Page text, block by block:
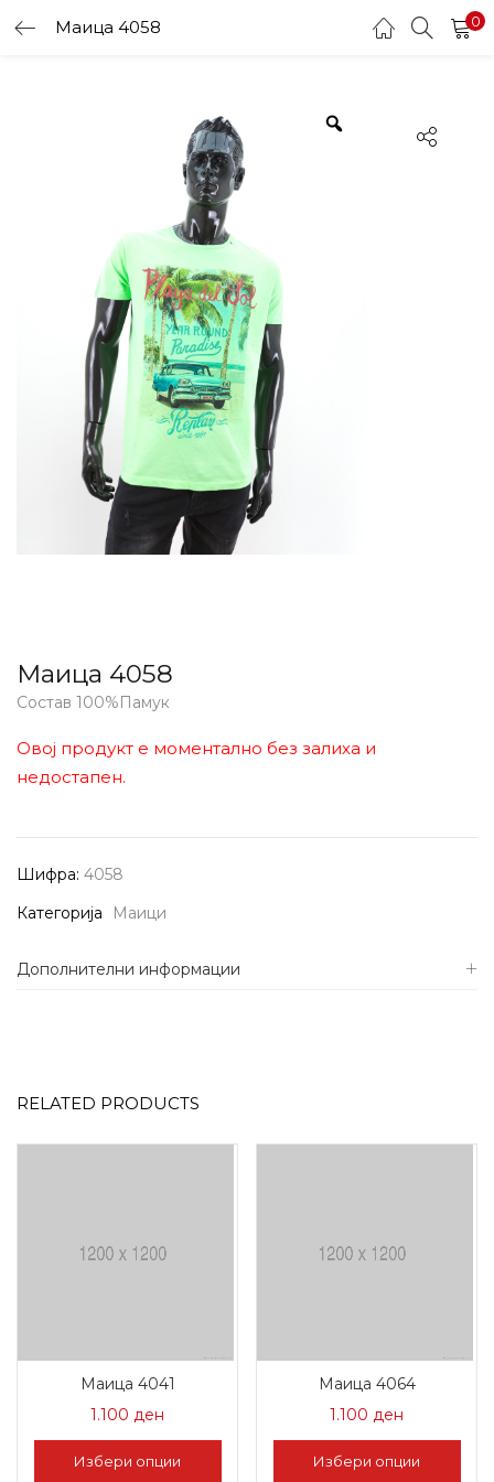
Маица 4058 0
Маица 4058
Состав 100%Памук
Овој продукт е моментално без залиха и
недостапен.
Шифра: 4058
Категорија
Маици
Дополнителни информации
RELATED PRODUCTS
Маица 4041
1.100 ден
Избери опции
Маица 4064
1.100 ден
Избери опции
LOGIN
Enter your username and password to login.
Remember me
Login
Lost password?